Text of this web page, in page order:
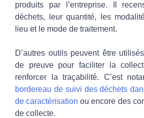
produits par l’entreprise. Il
déchets, leur quantité, les
lieu et le mode de traitement.
D’autres outils peuvent être
de preuve pour faciliter la
renforcer la traçabilité. C’est
bordereau de suivi des déchets
de caractérisation ou encore des
de collecte.